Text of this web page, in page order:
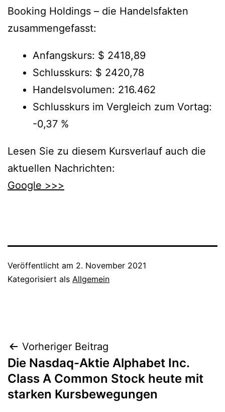
Booking Holdings – die Handelsfakten
zusammengefasst:
Anfangskurs: $ 2418,89
Schlusskurs: $ 2420,78
Handelsvolumen: 216.462
Schlusskurs im Vergleich zum Vortag:
-0,37 %
Lesen Sie zu diesem Kursverlauf auch die
aktuellen Nachrichten:
Google >>>
Veröffentlicht am 2. November 2021
Kategorisiert als Allgemein
Beitragsnavigation
Vorheriger Beitrag
Die Nasdaq-Aktie Alphabet Inc.
Class A Common Stock heute mit
starken Kursbewegungen